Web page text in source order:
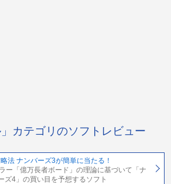
」カテゴリのソフトレビュー
法 ナンバーズ3が簡単に当たる！
ー「億万長者ボード」の理論に基づいて「ナ
ズ4」の買い目を予想するソフト